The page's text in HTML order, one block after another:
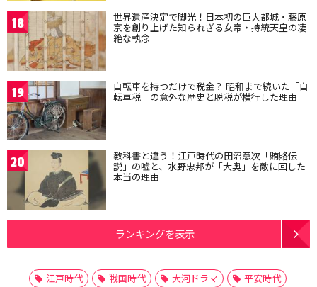
18 世界遺産決定で脚光！日本初の巨大都城・藤原
京を創り上げた知られざる女帝・持統天皇の凄
絶な執念
19 自転車を持つだけで税金？ 昭和まで続いた「自
転車税」の意外な歴史と脱税が横行した理由
20 教科書と違う！江戸時代の田沼意次「賄賂伝
説」の嘘と、水野忠邦が「大奥」を敵に回した
本当の理由
ランキングを表示
江戸時代 戦国時代 大河ドラマ
平安時代